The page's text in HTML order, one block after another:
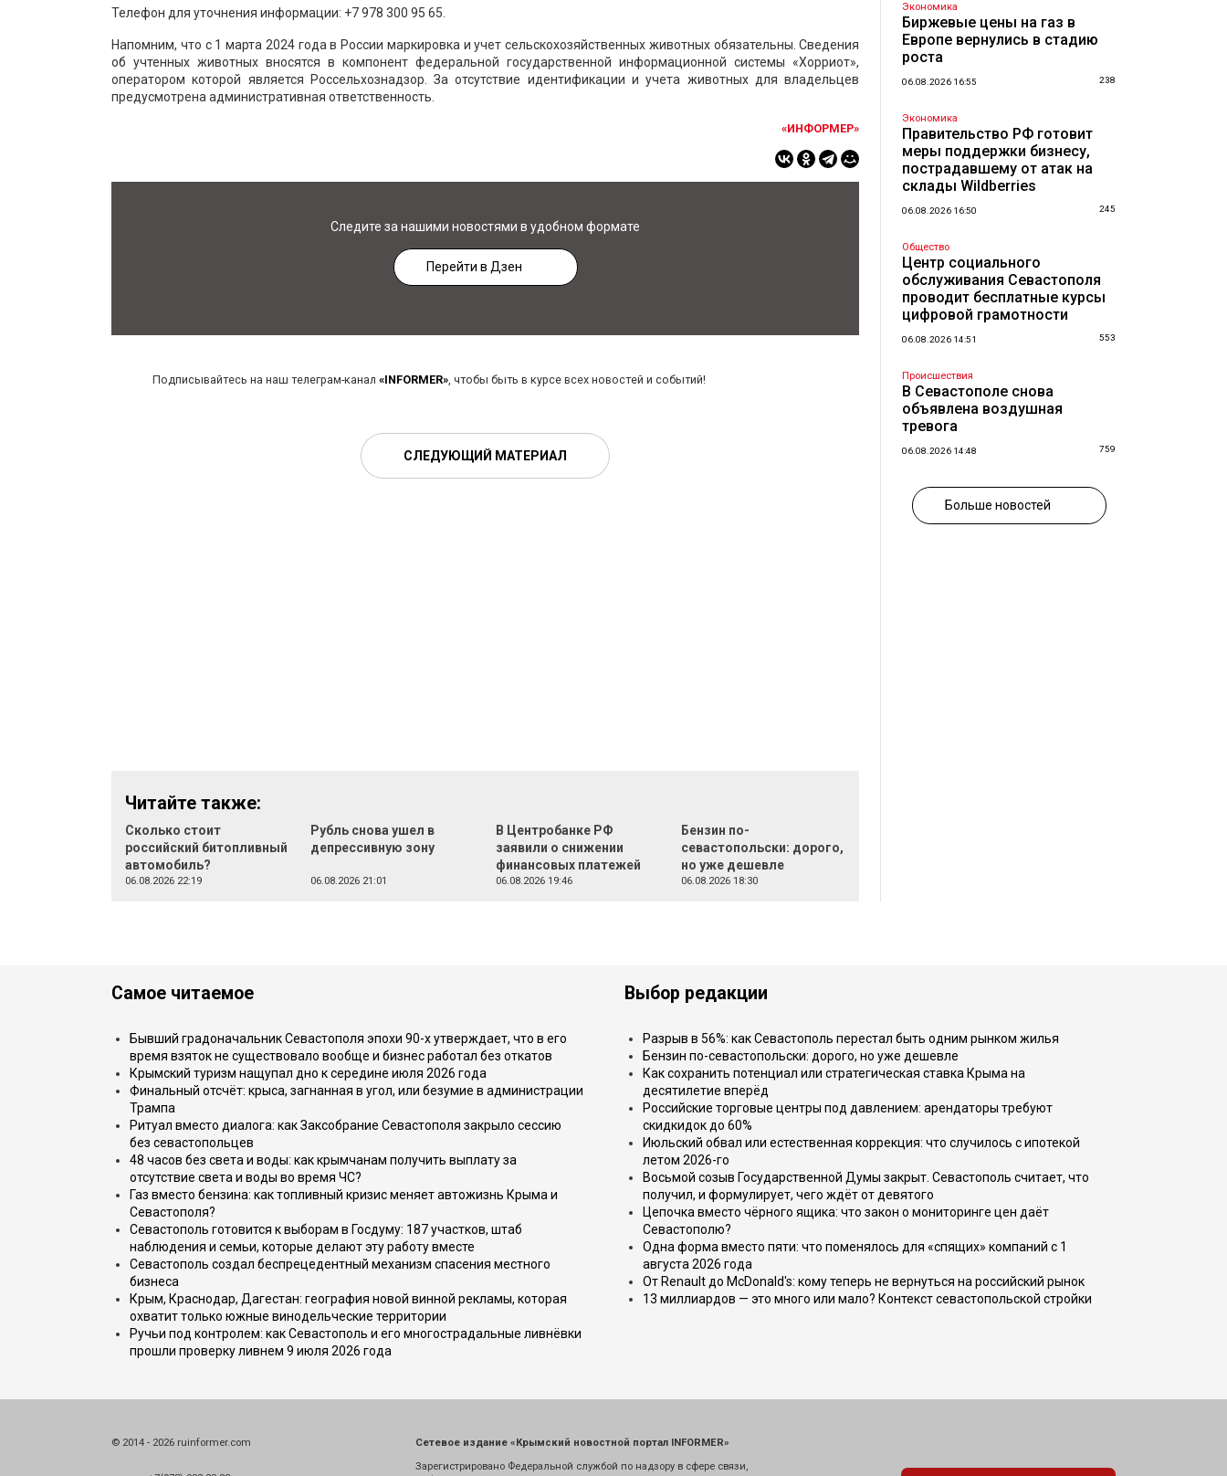
Телефон для уточнения информации: +7 978 300 95 65
Напомним, что с 1 марта 2024 года в России маркировка и учет сельскохозяйственных животных обязательны. Сведения
об учтенных животных вносятся в компонент федеральной государственной информационной системы «Хорриот»,
оператором которой является Россельхознадзор. За отсутствие идентификации и учета животных для владельцев
предусмотрена административная ответственность.
«ИНФОРМЕР»
Следите за нашими новостями в удобном формате
Перейти в Дзен
Подписывайтесь на наш телеграм-канал «INFORMER», чтобы быть в курсе всех новостей и событий!
СЛЕДУЮЩИЙ МАТЕРИАЛ
Читайте также:
Сколько стоит
российский битопливный
автомобиль?
06.08.2026 22:19
Рубль снова ушел в
депрессивную зону
06.08.2026 21:01
В Центробанке РФ
заявили о снижении
финансовых платежей
06.08.2026 19:46
Бензин по-
севастопольски: дорого,
но уже дешевле
06.08.2026 18:30
Экономика
Биржевые цены на газ в
Европе вернулись в стадию
роста
06.08.2026 16:55 238
Экономика
Правительство РФ готовит
меры поддержки бизнесу,
пострадавшему от атак на
склады Wildberries
06.08.2026 16:50 245
Общество
Центр социального
обслуживания Севастополя
проводит бесплатные курсы
цифровой грамотности
06.08.2026 14:51 553
Происшествия
В Севастополе снова
объявлена воздушная
тревога
06.08.2026 14:48 759
Больше новостей
Самое читаемое
Бывший градоначальник Севастополя эпохи 90-х утверждает, что в его
время взяток не существовало вообще и бизнес работал без откатов
Крымский туризм нащупал дно к середине июля 2026 года
Финальный отсчёт: крыса, загнанная в угол, или безумие в администрации
Трампа
Ритуал вместо диалога: как Заксобрание Севастополя закрыло сессию
без севастопольцев
48 часов без света и воды: как крымчанам получить выплату за
отсутствие света и воды во время ЧС?
Газ вместо бензина: как топливный кризис меняет автожизнь Крыма и
Севастополя?
Севастополь готовится к выборам в Госдуму: 187 участков, штаб
наблюдения и семьи, которые делают эту работу вместе
Севастополь создал беспрецедентный механизм спасения местного
бизнеса
Крым, Краснодар, Дагестан: география новой винной рекламы, которая
охватит только южные винодельческие территории
Ручьи под контролем: как Севастополь и его многострадальные ливнёвки
прошли проверку ливнем 9 июля 2026 года
Выбор редакции
Разрыв в 56%: как Севастополь перестал быть одним рынком жилья
Бензин по-севастопольски: дорого, но уже дешевле
Как сохранить потенциал или стратегическая ставка Крыма на
десятилетие вперёд
Российские торговые центры под давлением: арендаторы требуют
скидкидок до 60%
Июльский обвал или естественная коррекция: что случилось с ипотекой
летом 2026-го
Восьмой созыв Государственной Думы закрыт. Севастополь считает, что
получил, и формулирует, чего ждёт от девятого
Цепочка вместо чёрного ящика: что закон о мониторинге цен даёт
Севастополю?
Одна форма вместо пяти: что поменялось для «спящих» компаний с 1
августа 2026 года
От Renault до McDonald's: кому теперь не вернуться на российский рынок
13 миллиардов — это много или мало? Контекст севастопольской стройки
© 2014 - 2026 ruinformer.com Сетевое издание «Крымский новостной портал INFORMER»
Зарегистрировано Федеральной службой по надзору в сфере связи,